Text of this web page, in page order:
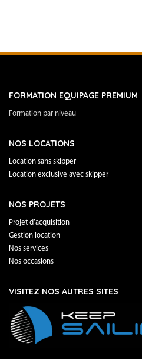
FORMATION EQUIPAGE PREMIUM
Formation par niveau
NOS LOCATIONS
Location sans skipper
Location exclusive avec skipper
NOS PROJETS
Projet d’acquisition
Gestion location
Nos services
Nos occasions
VISITEZ NOS AUTRES SITES